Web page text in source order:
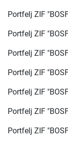
Portfelj ZIF
Portfelj ZIF
Portfelj ZIF
Portfelj ZIF
Portfelj ZIF
Portfelj ZIF
Portfelj ZIF